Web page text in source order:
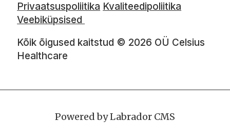
Privaatsuspoliitika Kvaliteedipoliitika
Veebiküpsised
Kõik õigused kaitstud © 2026 OÜ Celsius
Healthcare
Powered by Labrador CMS